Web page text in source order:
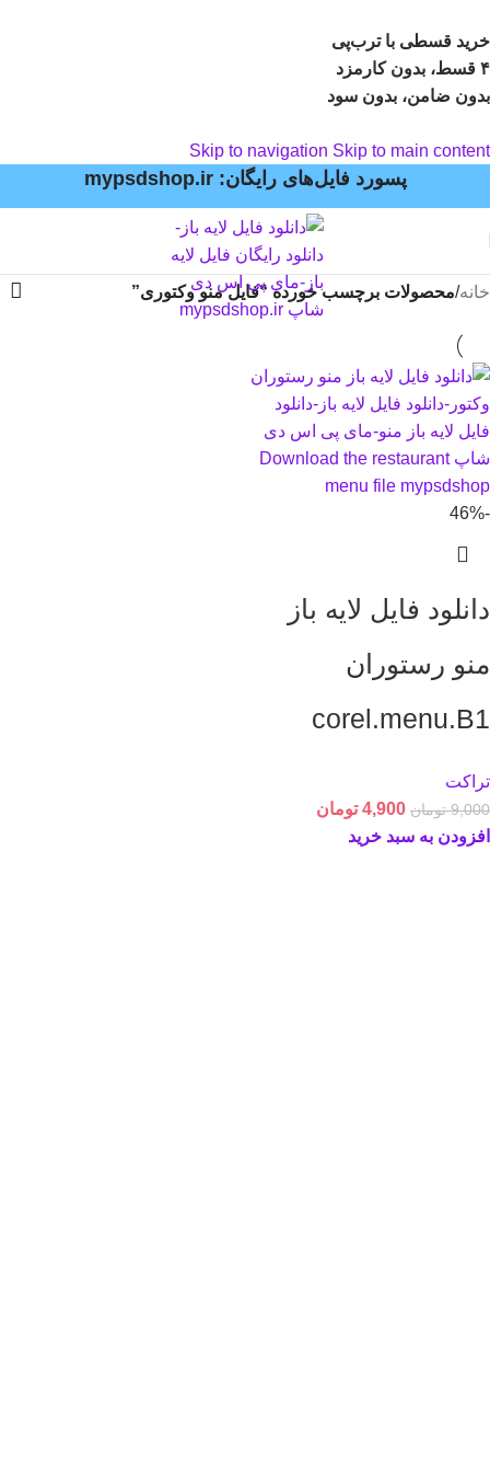
خرید قسطی با ترب‌پی
۴ قسط، بدون کارمزد
بدون ضامن، بدون سود
Skip to navigation Skip to main content
پسورد فایل‌های رایگان: mypsdshop.ir
خانه/محصولات برچسب خورده “فایل منو وکتوری”
-46%
دانلود فایل لایه باز
منو رستوران
corel.menu.B1
تراکت
9,000 تومان 4,900 تومان
افزودن به سبد خرید